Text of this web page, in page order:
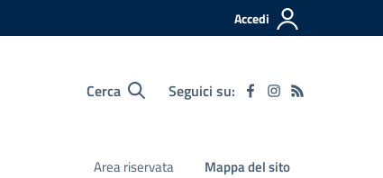
Accedi
Cerca Seguici su:
Area riservata Mappa del sito